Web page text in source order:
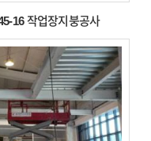
16 작업장지붕공사